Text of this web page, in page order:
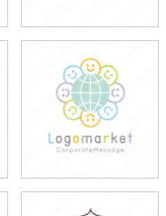
49,800円
(税込54,780円)